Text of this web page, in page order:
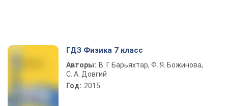
ГДЗ Физика 7 класс
Авторы: В. Г. Барьяхтар, Ф. Я. Божинова,
С. А. Довгий
Год: 2015